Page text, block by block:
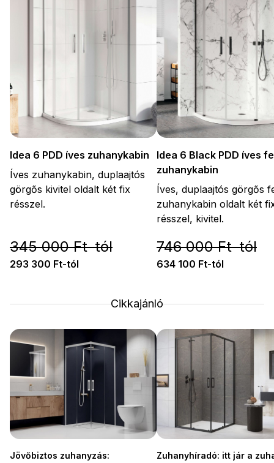
Idea 6 PDD íves zuhanykabin
Íves zuhanykabin, duplaajtós
görgős kivitel oldalt két fix
résszel.
345 000 Ft-tól
293 300 Ft-tól
Idea 6 Black PDD íves
zuhanykabin
Íves, duplaajtós görgős
zuhanykabin oldalt két
résszel, kivitel.
746 000 Ft-tól
634 100 Ft-tól
Cikkajánló
Jövőbiztos zuhanyzás:
Zuhanyhíradó: itt jár a